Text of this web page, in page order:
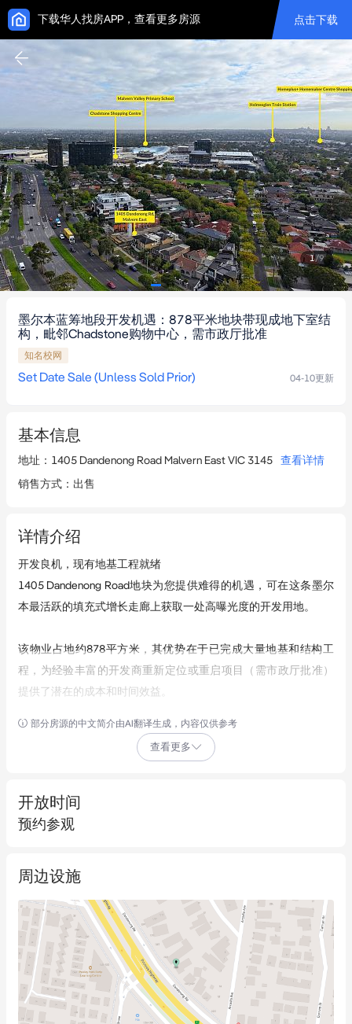
下载华人找房APP，查看更多房源 点击下载
1/9
墨尔本蓝筹地段开发机遇：878平米地块带现成地下室结
构，毗邻Chadstone购物中心，需市政厅批准
知名校网
Set Date Sale (Unless Sold Prior) 04-10更新
基本信息
地址 ： 1405 Dandenong Road Malvern East VIC 3145
查看详情
销售方式 ： 出售
详情介绍
开发良机，现有地基工程就绪
1405 Dandenong Road地块为您提供难得的机遇，可在这条墨尔
本最活跃的填充式增长走廊上获取一处高曝光度的开发用地。
该物业占地约878平方米，其优势在于已完成大量地基和结构工
程，为经验丰富的开发商重新定位或重启项目（需市政厅批准）
提供了潜在的成本和时间效益。
此前曾获批建造一座精品多层住宅开发项目，包含10套带地下停
车位的公寓。该许可现已失效，为潜在买家提供了灵活性，可根
准）。
• 占地面积约878平方米
• 主干道显要临街面
• 现有地基及混凝土结构就位
• 周边中型密度开发活动活跃
• 步行即达Chadstone购物中心
• 直通M1高速公路、Monash大学及公交系统
部分房源的中文简介由AI翻译生成，内容仅供参考
查看更多
开放时间
预约参观
周边设施